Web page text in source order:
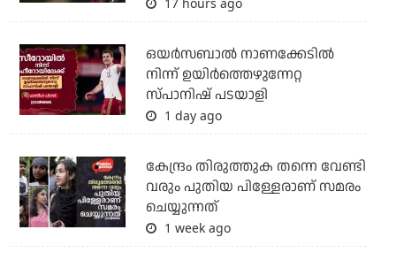
ഒയര്‍സബാൽ നാണക്കേടിൽ
നിന്ന് ഉയിർത്തെഴുന്നേറ്റ
സ്പാനിഷ് പടയാളി
1 day ago
കേന്ദ്രം തിരുത്തുക തന്നെ വേണ്ടി
വരും പുതിയ പിള്ളേരാണ് സമരം
ചെയ്യുന്നത്
1 week ago